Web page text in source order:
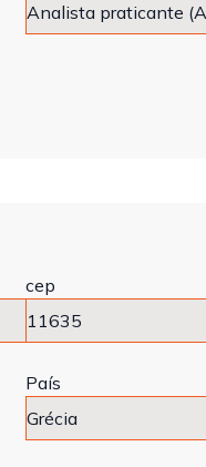
cep
País